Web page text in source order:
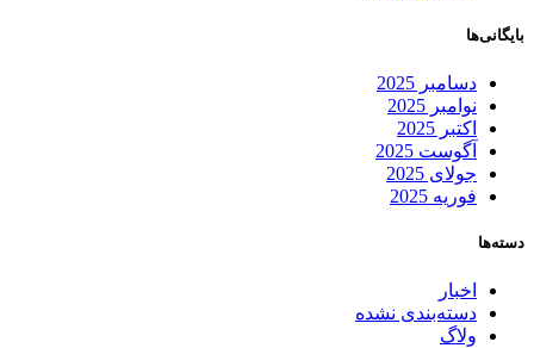
بایگانی‌ها
دسامبر 2025
نوامبر 2025
اکتبر 2025
آگوست 2025
جولای 2025
فوریه 2025
دسته‌ها
اخبار
دسته‌بندی نشده
ولاگ